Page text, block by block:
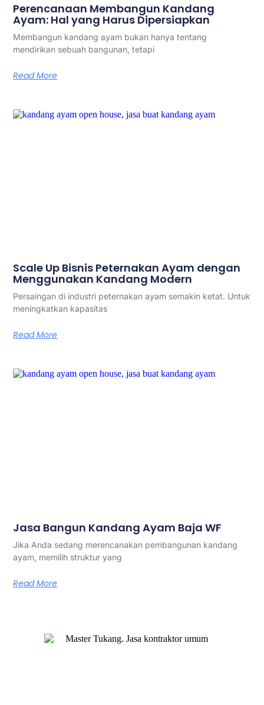
Perencanaan Membangun Kandang
Ayam: Hal yang Harus Dipersiapkan
Membangun kandang ayam bukan hanya tentang
mendirikan sebuah bangunan, tetapi
Read More
Scale Up Bisnis Peternakan Ayam dengan
Menggunakan Kandang Modern
Persaingan di industri peternakan ayam semakin ketat. Untuk
meningkatkan kapasitas
Read More
Jasa Bangun Kandang Ayam Baja WF
Jika Anda sedang merencanakan pembangunan kandang
ayam, memilih struktur yang
Read More